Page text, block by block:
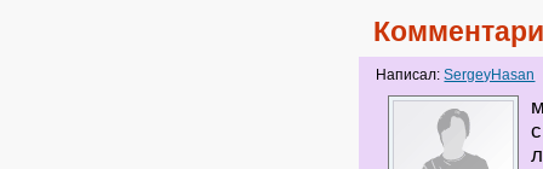
Написал:SergeyHasan